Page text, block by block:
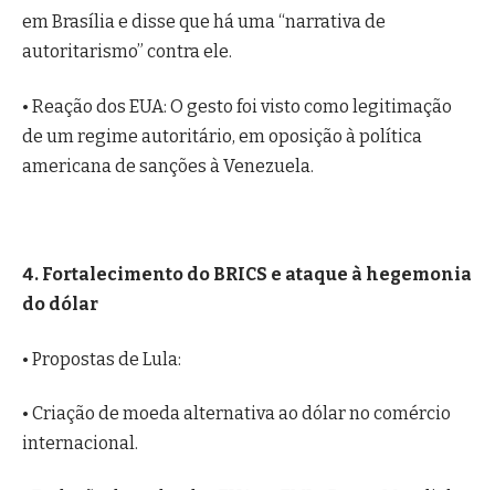
em Brasília e disse que há uma “narrativa de
autoritarismo” contra ele.
• Reação dos EUA: O gesto foi visto como legitimação
de um regime autoritário, em oposição à política
americana de sanções à Venezuela.
4. Fortalecimento do BRICS e ataque à hegemonia
do dólar
• Propostas de Lula:
• Criação de moeda alternativa ao dólar no comércio
internacional.